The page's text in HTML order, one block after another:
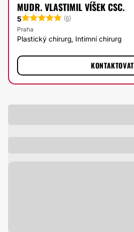
MUDR. VLASTIMIL VÍŠEK CSC.
5 (6)
Praha
Plastický chirurg, Intimní chirurg
KONTAKTOVAT